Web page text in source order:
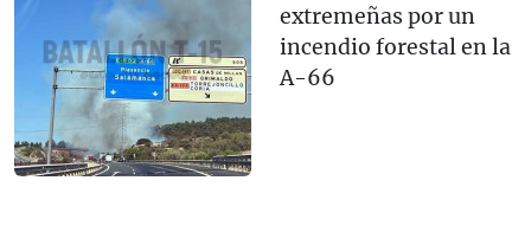
extremeñas por un
incendio forestal en la
A-66